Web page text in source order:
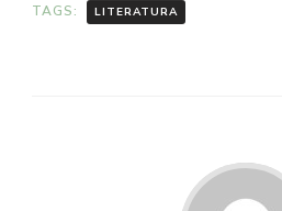
TAGS: LITERATURA